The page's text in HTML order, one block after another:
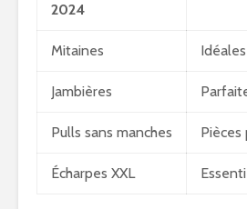
2024
Mitaines
Jambières
Pulls sans manches
Écharpes XXL